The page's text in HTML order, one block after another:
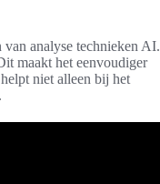
van analyse technieken AI.
maakt het eenvoudiger
niet alleen bij het